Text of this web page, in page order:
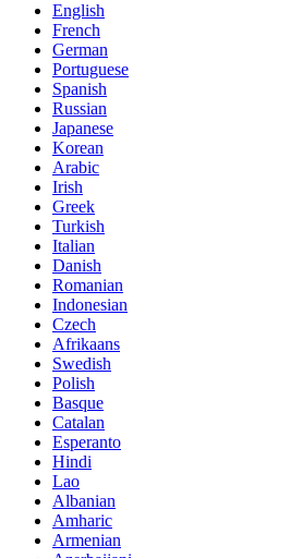
English
French
German
Portuguese
Spanish
Russian
Japanese
Korean
Arabic
Irish
Greek
Turkish
Italian
Danish
Romanian
Indonesian
Czech
Afrikaans
Swedish
Polish
Basque
Catalan
Esperanto
Hindi
Lao
Albanian
Amharic
Armenian